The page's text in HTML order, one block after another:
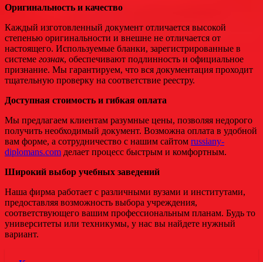
Оригинальность и качество
Каждый изготовленный документ отличается высокой
степенью оригинальности и внешне не отличается от
настоящего. Используемые бланки, зарегистрированные в
системе гознак, обеспечивают подлинность и официальное
признание. Мы гарантируем, что вся документация проходит
тщательную проверку на соответствие реестру.
Доступная стоимость и гибкая оплата
Мы предлагаем клиентам разумные цены, позволяя недорого
получить необходимый документ. Возможна оплата в удобной
вам форме, а сотрудничество с нашим сайтом russiany-
diplomans.com делает процесс быстрым и комфортным.
Широкий выбор учебных заведений
Наша фирма работает с различными вузами и институтами,
предоставляя возможность выбора учреждения,
соответствующего вашим профессиональным планам. Будь то
университеты или техникумы, у нас вы найдете нужный
вариант.